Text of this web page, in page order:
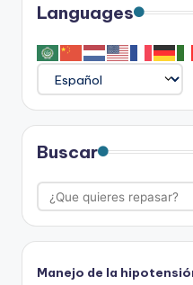
Languages
Buscar
Manejo de la